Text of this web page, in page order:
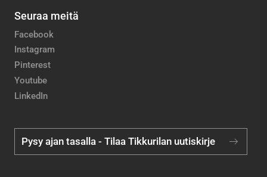
Seuraa meitä
Facebook
Instagram
Pinterest
Youtube
LinkedIn
Pysy ajan tasalla - Tilaa Tikkurilan uutiskirje